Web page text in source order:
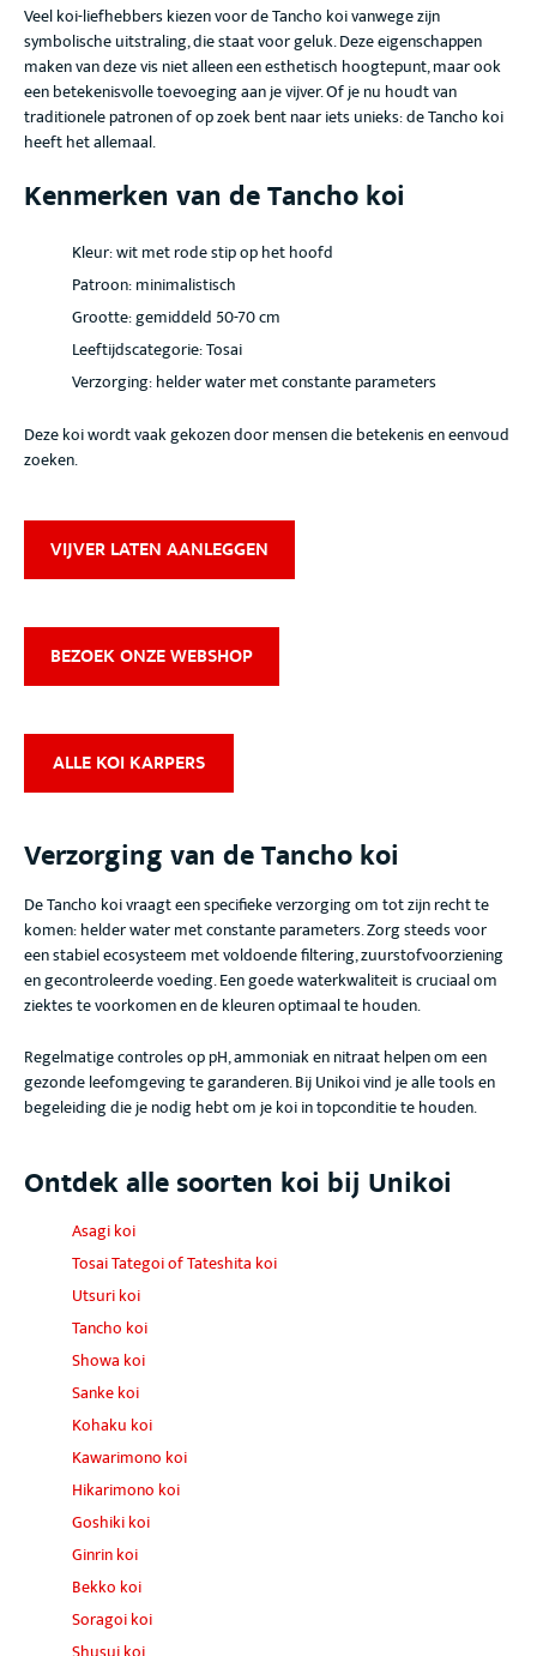
Veel koi-liefhebbers kiezen voor de Tancho koivanwege zijn
symbolische uitstraling, die staat voor geluk. Deze eigenschappen
maken van deze vis niet alleen een esthetisch hoogtepunt, maar ook
een betekenisvolle toevoeging aan je vijver. Of je nu houdt van
traditionele patronen of op zoek bent naar iets unieks: de Tancho koi
heeft het allemaal.
Kenmerken van de Tancho koi
Kleur: wit met rode stip op het hoofd
Patroon: minimalistisch
Grootte: gemiddeld 50-70 cm
Leeftijdscategorie: Tosai
Verzorging: helder water met constante parameters
Deze koi wordt vaak gekozen door mensen die betekenis en eenvoud
zoeken.
VIJVER LATEN AANLEGGEN
BEZOEK ONZE WEBSHOP
ALLE KOI KARPERS
Verzorging van de Tancho koi
De Tancho koivraagt een specifieke verzorging om tot zijn recht te
komen: helder water met constante parameters. Zorg steeds voor
een stabiel ecosysteem met voldoende filtering, zuurstofvoorziening
en gecontroleerde voeding. Een goede waterkwaliteit is cruciaal om
ziektes te voorkomen en de kleuren optimaal te houden.
Regelmatige controles op pH, ammoniak en nitraat helpen om een
gezonde leefomgeving te garanderen. Bij Unikoi vind je alle tools en
begeleiding die je nodig hebt om je koi in topconditie te houden.
Ontdek alle soorten koi bij Unikoi
Asagi koi
Tosai Tategoi of Tateshita koi
Utsuri koi
Tancho koi
Showa koi
Sanke koi
Kohaku koi
Kawarimono koi
Hikarimono koi
Goshiki koi
Ginrin koi
Bekko koi
Soragoi koi